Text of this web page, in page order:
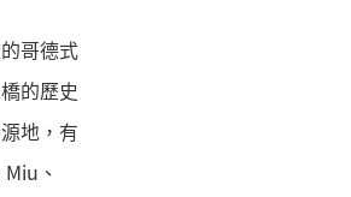
哥德式
的歷史
地，有
、